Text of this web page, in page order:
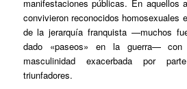
manifestaciones públicas. En aquellos
convivieron reconocidos homosexuales
de la jerarquía franquista —muchos
dado «paseos» en la guerra—
masculinidad exacerbada por
triunfadores.